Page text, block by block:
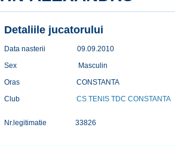
Detaliile jucatorului
Data nasterii
09.09.2010
Sex
Masculin
Oras
CONSTANTA
Club
CS TENIS TDC CONSTANTA
Nr.legitimatie 33826